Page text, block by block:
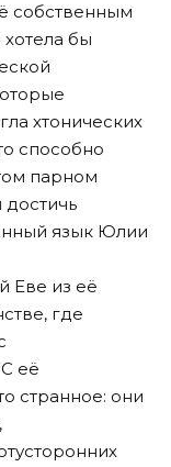
собственным
бы
хтонических
способно
парном
язык Юлии
Еве из её
где
её
странное: они